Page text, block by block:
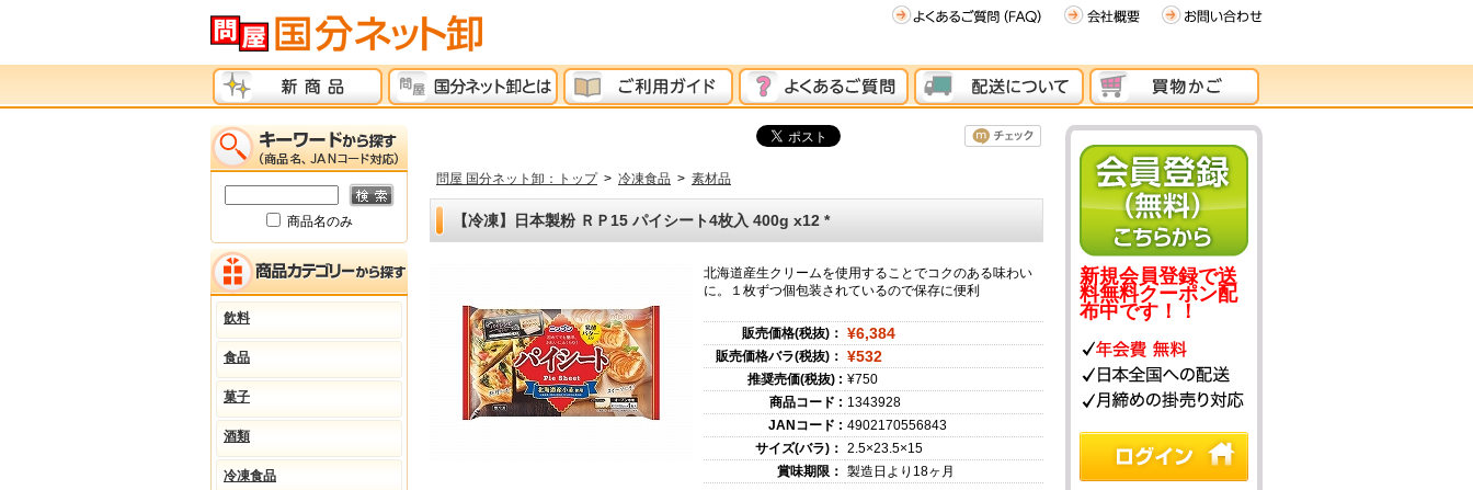
問屋 国分ネット卸：トップ > 冷凍食品 > 素材品
【冷凍】日本製粉 ＲＰ15 パイシート4枚入 400g x12 *
北海道産生クリームを使用することでコクのある味わい
に。１枚ずつ個包装されているので保存に便利
販売価格(税抜)： ¥6,384
販売価格バラ(税抜)： ¥532
推奨売価(税抜) : ¥750
商品コード : 1343928
JANコード : 4902170556843
サイズ(バラ)： 2.5×23.5×15
賞味期限： 製造日より18ヶ月
商品名のみ
飲料
食品
菓子
酒類
冷凍食品
新規会員登録で送
料無料クーポン配
布中です！！